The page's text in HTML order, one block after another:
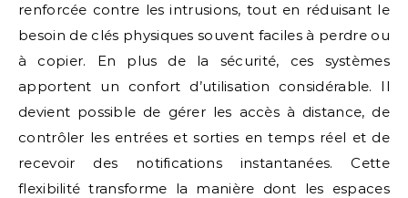
renforcée contre les intrusions, tout en réduisant le
besoin de clés physiques souvent faciles à perdre ou
à copier. En plus de la sécurité, ces systèmes
apportent un confort d’utilisation considérable. Il
devient possible de gérer les accès à distance, de
contrôler les entrées et sorties en temps réel et de
recevoir des notifications instantanées. Cette
flexibilité transforme la manière dont les espaces